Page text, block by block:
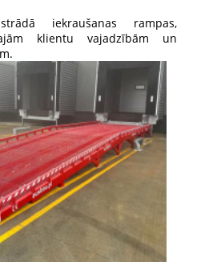
iekraušanas rampas,
klientu vajadzībām un